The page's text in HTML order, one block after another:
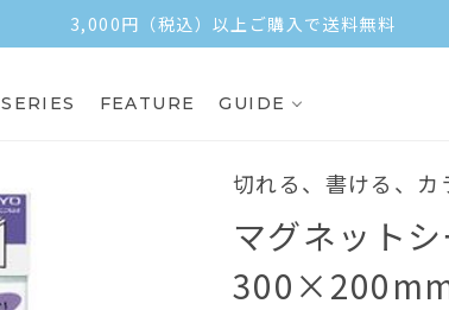
3,000円（税込）以上ご購入で送料無料
SERIES FEATURE GUIDE
切れる、書ける、カ
マグネット